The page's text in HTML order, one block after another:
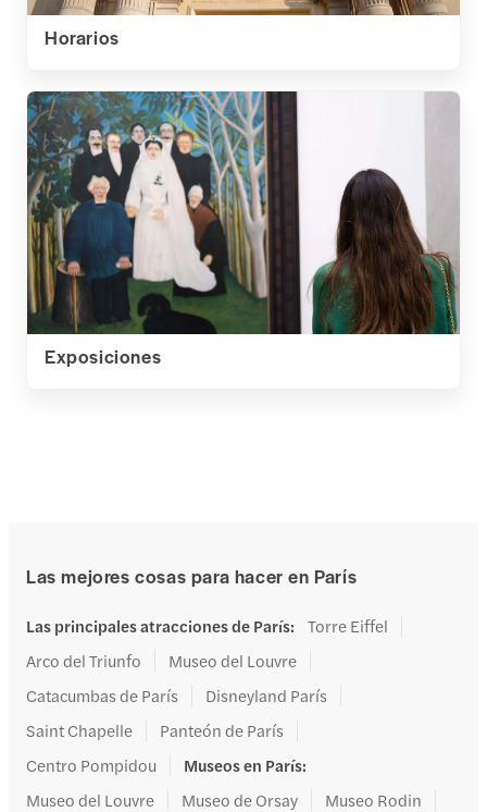
Horarios
Exposiciones
Las mejores cosas para hacer en París
Las principales atracciones de París:
Torre Eiffel
Arco del Triunfo
Museo del Louvre
Catacumbas de París
Disneyland París
Saint Chapelle
Panteón de París
Centro Pompidou
Museos en París:
Museo del Louvre
Museo de Orsay
Museo Rodin